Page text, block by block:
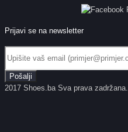
Prijavi se na newsletter
2017 Shoes.ba Sva prava zadržana.